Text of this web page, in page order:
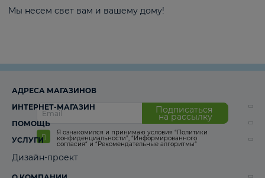
Мы несем свет вам и вашему дому!
Подписаться
на рассылку
Я ознакомился и принимаю условия “Политики
конфиденциальности”, “Информированного
согласия“ и “Рекомендательные алгоритмы“
АДРЕСА МАГАЗИНОВ
ИНТЕРНЕТ-МАГАЗИН
ПОМОЩЬ
УСЛУГИ
Дизайн-проект